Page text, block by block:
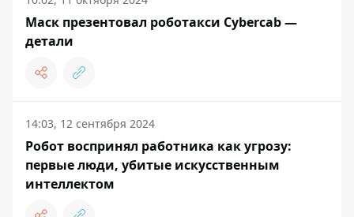
Маск презентовал роботакси Cybercab —
детали
14:03, 12 сентября 2024
Робот воспринял работника как угрозу:
первые люди, убитые искусственным
интеллектом